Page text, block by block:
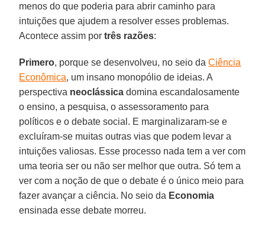
menos do que poderia para abrir caminho para
intuições que ajudem a resolver esses problemas.
Acontece assim portrês razões:
Primero, porque se desenvolveu, no seio daCiência
Econômica, um insano monopólio de ideias. A
perspectiva neoclássica domina escandalosamente
o ensino, a pesquisa, o assessoramento para
políticos e o debate social. E marginalizaram-se e
excluíram-se muitas outras vias que podem levar a
intuições valiosas. Esse processo nada tem a ver com
uma teoria ser ou não ser melhor que outra. Só tem a
ver com a noção de que o debate é o único meio para
fazer avançar a ciência. No seio da Economia
ensinada esse debate morreu.